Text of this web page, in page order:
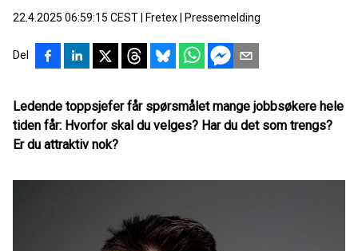
22.4.2025 06:59:15 CEST Fretex Pressemelding
Del
Ledende toppsjefer får spørsmålet mange jobbsøkere hele
tiden får: Hvorfor skal du velges? Har du det som trengs?
Er du attraktiv nok?